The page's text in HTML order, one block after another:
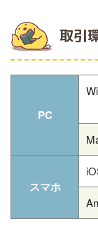
取引
PC
スマホ